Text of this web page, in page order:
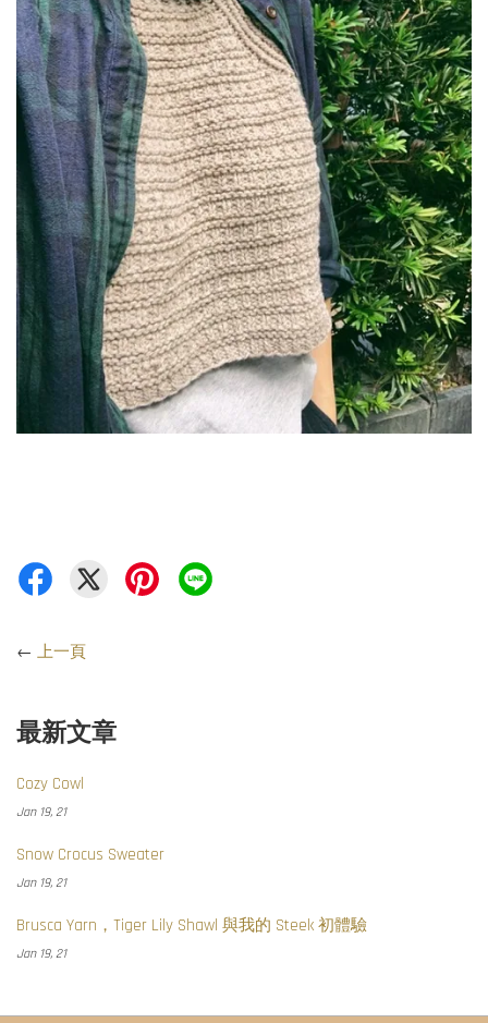
← 上一頁
最新文章
Cozy Cowl
Jan 19, 21
Snow Crocus Sweater
Jan 19, 21
Brusca Yarn，Tiger Lily Shawl 與我的 Steek 初體驗
Jan 19, 21